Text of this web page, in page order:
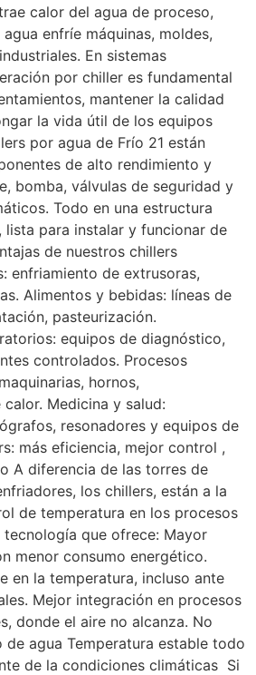
calor del agua de proceso,
enfríe máquinas, moldes,
En sistemas
por chiller es fundamental
mantener la calidad
la vida útil de los equipos
por agua de Frío 21 están
de alto rendimiento y
bomba, válvulas de seguridad y
Todo en una estructura
para instalar y funcionar de
de nuestros chillers
enfriamiento de extrusoras,
Alimentos y bebidas: líneas de
pasteurización.
equipos de diagnóstico,
controlados. Procesos
hornos,
Medicina y salud:
resonadores y equipos de
más eficiencia, mejor control ,
A diferencia de las torres de
los chillers, están a la
de temperatura en los procesos
tecnología que ofrece: Mayor
menor consumo energético.
en la temperatura, incluso ante
Mejor integración en procesos
donde el aire no alcanza. No
de agua Temperatura estable todo
de la condiciones climáticas Si